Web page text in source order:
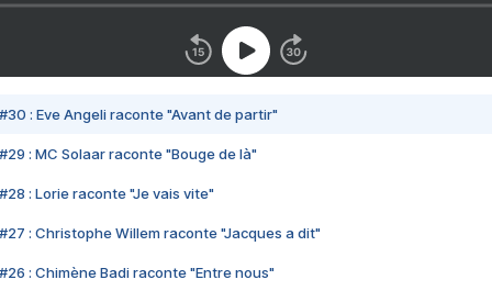
#30 : Eve Angeli raconte "Avant de partir"
#29 : MC Solaar raconte "Bouge de là"
#28 : Lorie raconte "Je vais vite"
#27 : Christophe Willem raconte "Jacques a dit"
#26 : Chimène Badi raconte "Entre nous"